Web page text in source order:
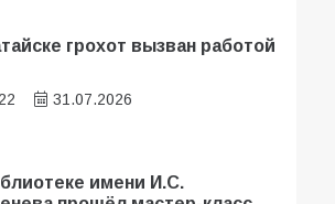
грохот вызван работой
31.07.2026
имени И.С.